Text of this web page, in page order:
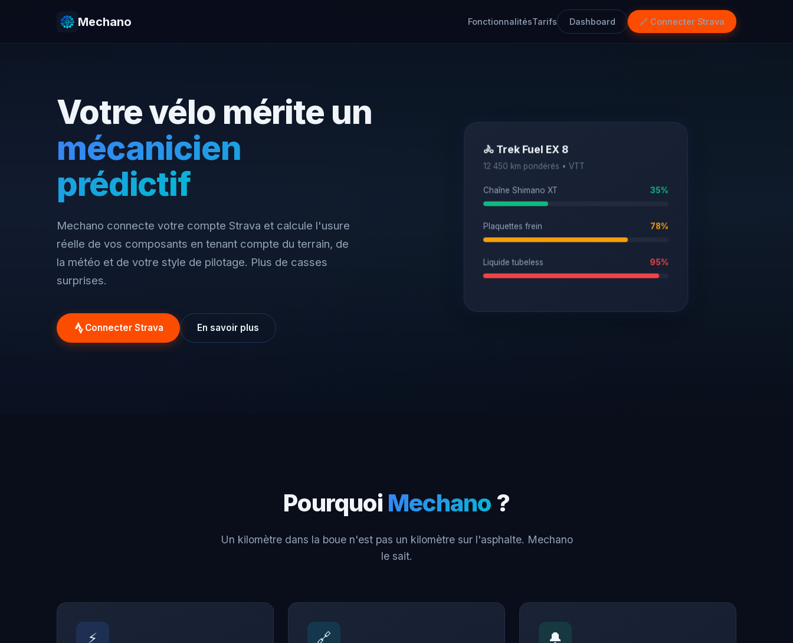
Mechano FonctionnalitésTarifs Dashboard 🔗 Connecter Strava
Votre vélo mérite un
mécanicien
prédictif
Mechano connecte votre compte Strava et calcule l'usure
réelle de vos composants en tenant compte du terrain, de
la météo et de votre style de pilotage. Plus de casses
surprises.
Connecter Strava En savoir plus
🚴 Trek Fuel EX 8
12 450 km pondérés • VTT
Chaîne Shimano XT 35%
Plaquettes frein 78%
Liquide tubeless 95%
Pourquoi Mechano ?
Un kilomètre dans la boue n'est pas un kilomètre sur l'asphalte. Mechano
le sait.
⚡ 🔗 🔔